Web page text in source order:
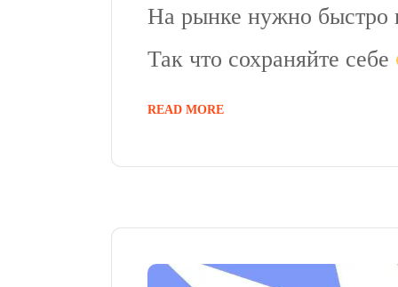
На рынке нужно быстро
Так что сохраняйте себе
READ MORE